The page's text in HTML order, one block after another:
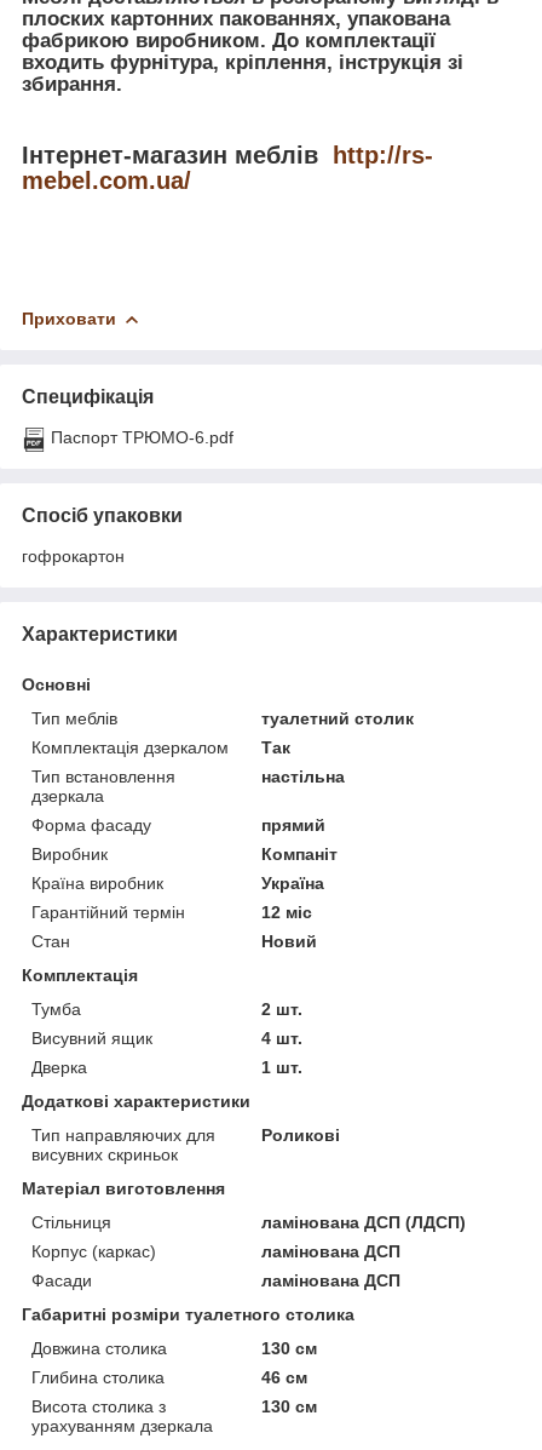
плоских картонних пакованнях, упакована
фабрикою виробником. До комплектації
входить фурнітура, кріплення, інструкція зі
збирання.
Інтернет-магазин меблів http://rs-
mebel.com.ua/
Приховати
Специфікація
Паспорт ТРЮМО-6.pdf
Спосіб упаковки
гофрокартон
Характеристики
Основні
Тип меблів
туалетний столик
Комплектація дзеркалом
Так
Тип встановлення
дзеркала
настільна
Форма фасаду
прямий
Виробник
Компаніт
Країна виробник
Україна
Гарантійний термін
12 міс
Стан
Новий
Комплектація
Тумба
2 шт.
Висувний ящик
4 шт.
Дверка
1 шт.
Додаткові характеристики
Тип направляючих для
висувних скриньок
Роликові
Матеріал виготовлення
Стільниця
ламінована ДСП (ЛДСП)
Корпус (каркас)
ламінована ДСП
Фасади
ламінована ДСП
Габаритні розміри туалетного столика
Довжина столика
130 см
Глибина столика
46 см
Висота столика з
урахуванням дзеркала
130 см